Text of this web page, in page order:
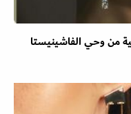
من وحي الفاشينيستا